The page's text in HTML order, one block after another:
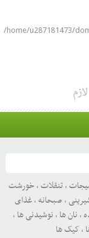
/home/u287181473/
,تنقلات, خورشت
, صبحانه,غذای
, نان ها , نوشیدنی ها ,
,کیک ها